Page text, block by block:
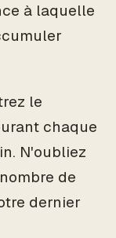
à laquelle
le
chaque
N'oubliez
de
dernier